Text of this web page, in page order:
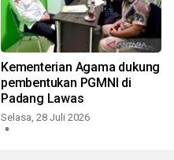
Kementerian Agama dukung
pembentukan PGMNI di
Padang Lawas
Selasa, 28 Juli 2026